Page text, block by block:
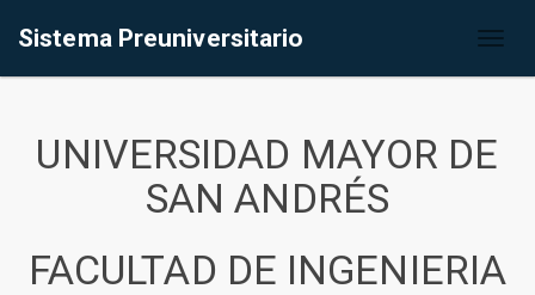
Sistema Preuniversitario
UNIVERSIDAD MAYOR DE
SAN ANDRÉS
FACULTAD DE INGENIERIA